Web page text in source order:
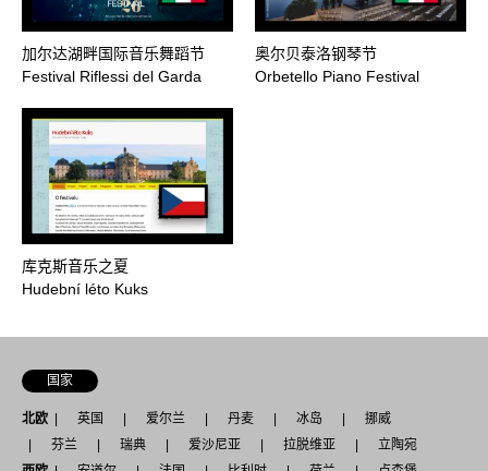
加尔达湖畔国际音乐舞蹈节
Festival Riflessi del Garda
奥尔贝泰洛钢琴节
Orbetello Piano Festival
库克斯音乐之夏
Hudební léto Kuks
国家
北欧 英国 爱尔兰 丹麦 冰岛
挪威
芬兰
瑞典 爱沙尼亚 拉脱维亚
立陶宛